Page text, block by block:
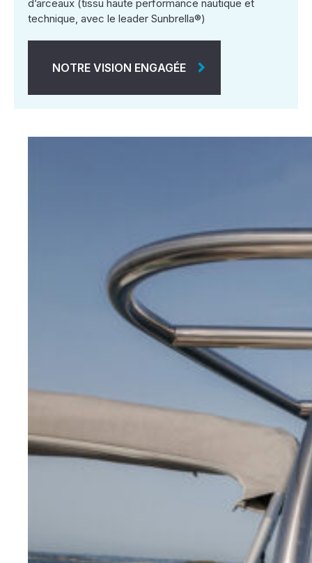
d’arceaux (tissu haute performance nautique et
technique, avec le leader Sunbrella®)
NOTRE VISION ENGAGÉE